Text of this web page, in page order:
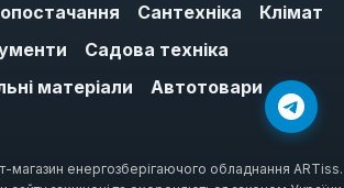
Сантехніка
Клімат
Садова техніка
матеріали
Автотовари
магазин енергозберігаючого обладнання ARTiss.